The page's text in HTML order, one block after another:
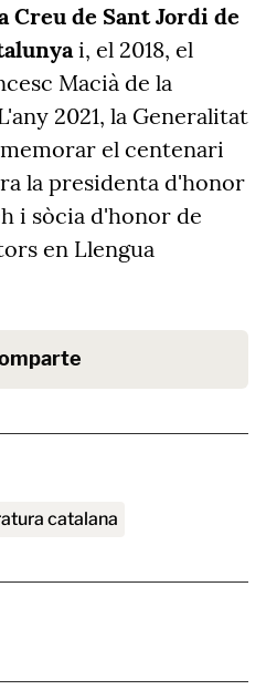
Creu de Sant Jordi de
i, el 2018, el
Macià de la
2021, la Generalitat
el centenari
la presidenta d'honor
i sòcia d'honor de
en Llengua
catalana